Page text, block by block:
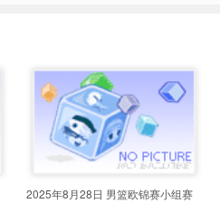
2025年8月28日 男篮欧锦赛小组赛